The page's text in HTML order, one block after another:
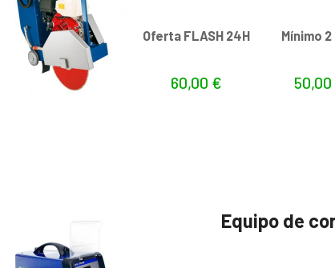
Oferta FLASH 24H
60,00 €
Mínimo
50,00
Equipo de